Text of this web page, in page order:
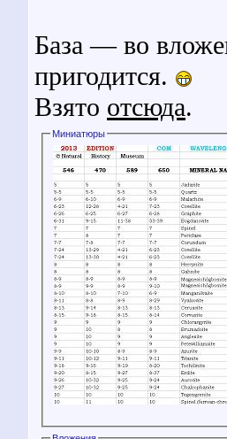
База — во
пригодится.
Взято отсюда.
Миниатюры